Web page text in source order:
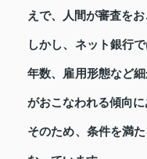
えで、人間が審査をお
しかし、ネット銀行
年数、雇用形態など
がおこなわれる傾向に
そのため、条件を満